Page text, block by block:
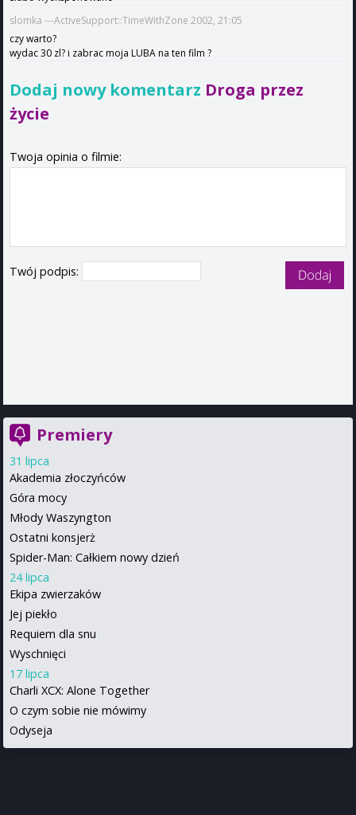
slomka ---ActiveSupport::TimeWithZone 2002, 21:05
czy warto?
wydac 30 zl? i zabrac moja LUBA na ten film ?
Dodaj nowy komentarz Droga przez
życie
Twoja opinia o filmie:
Twój podpis:
Premiery
31 lipca
Akademia złoczyńców
Góra mocy
Młody Waszyngton
Ostatni konsjerż
Spider-Man: Całkiem nowy dzień
24 lipca
Ekipa zwierzaków
Jej piekło
Requiem dla snu
Wyschnięci
17 lipca
Charli XCX: Alone Together
O czym sobie nie mówimy
Odyseja